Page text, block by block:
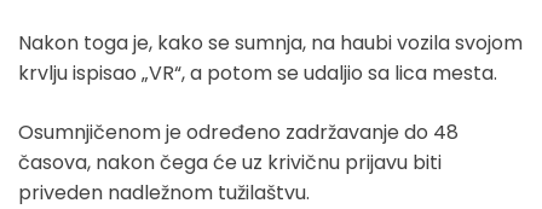
Nakon toga je, kako se sumnja, na haubi vozila svojom
krvlju ispisao „VR“, a potom se udaljio sa lica mesta.
Osumnjičenom je određeno zadržavanje do 48
časova, nakon čega će uz krivičnu prijavu biti
priveden nadležnom tužilaštvu.